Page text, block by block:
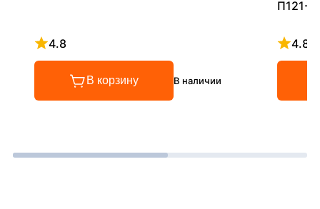
4.8
Рейтинг 4.8 из 5
В корзину В наличии
П121-
4.8